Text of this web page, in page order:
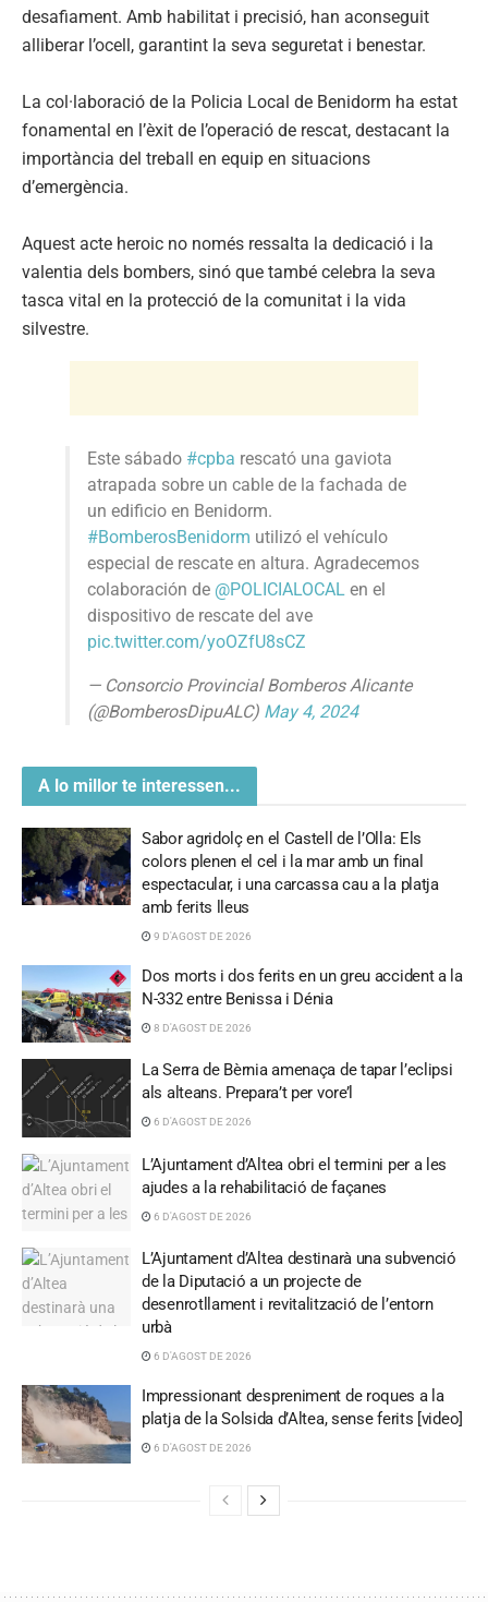
desafiament. Amb habilitat i precisió, han aconseguit
alliberar l’ocell, garantint la seva seguretat i benestar.
La col·laboració de la Policia Local de Benidorm ha estat
fonamental en l’èxit de l’operació de rescat, destacant la
importància del treball en equip en situacions
d’emergència.
Aquest acte heroic no només ressalta la dedicació i la
valentia dels bombers, sinó que també celebra la seva
tasca vital en la protecció de la comunitat i la vida
silvestre.
Este sábado #cpba rescató una gaviota
atrapada sobre un cable de la fachada de
un edificio en Benidorm.
#BomberosBenidorm utilizó el vehículo
especial de rescate en altura. Agradecemos
colaboración de @POLICIALOCAL en el
dispositivo de rescate del ave
pic.twitter.com/yoOZfU8sCZ
— Consorcio Provincial Bomberos Alicante
(@BomberosDipuALC) May 4, 2024
A lo millor te interessen...
Sabor agridolç en el Castell de l’Olla: Els
colors plenen el cel i la mar amb un final
espectacular, i una carcassa cau a la platja
amb ferits lleus
9 D'AGOST DE 2026
Dos morts i dos ferits en un greu accident a la
N-332 entre Benissa i Dénia
8 D'AGOST DE 2026
La Serra de Bèrnia amenaça de tapar l’eclipsi
als alteans. Prepara’t per vore’l
6 D'AGOST DE 2026
L’Ajuntament d’Altea obri el termini per a les
ajudes a la rehabilitació de façanes
6 D'AGOST DE 2026
L’Ajuntament d’Altea destinarà una subvenció
de la Diputació a un projecte de
desenrotllament i revitalització de l’entorn
urbà
6 D'AGOST DE 2026
Impressionant despreniment de roques a la
platja de la Solsida d’Altea, sense ferits [video]
6 D'AGOST DE 2026